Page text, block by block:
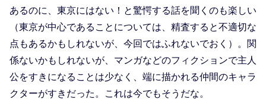
あるのに、東京にはない！と驚愕する話を聞くのも楽しい
（東京が中心であることについては、精査すると不適切な
点もあるかもしれないが、今回ではふれないでおく）。関
係ないかもしれないが、マンガなどのフィクションで主人
公をすきになることは少なく、端に描かれる仲間のキャラ
クターがすきだった。これは今でもそうだな。